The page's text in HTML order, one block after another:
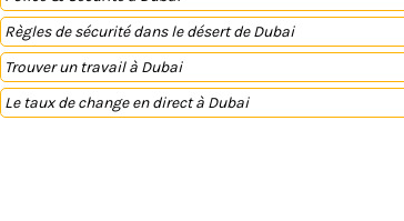
Règles de sécurité dans le désert de Dubai
Trouver un travail à Dubai
Le taux de change en direct à Dubai